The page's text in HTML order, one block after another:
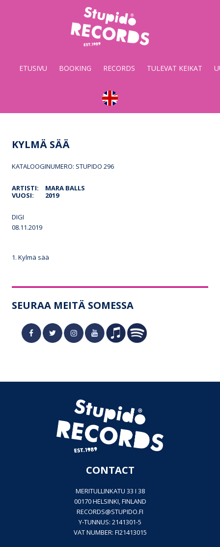
Stupido
Records
&
ETUSIVU BOOKING RECORDS TULEVAT KEIKAT
KYLMÄ SÄÄ
KATALOOGINUMERO: STUPIDO 296
ARTISTI:
MARA BALLS
VUOSI:
2019
DIGI
08.11.2019
1. Kylmä sää
SEURAA MEITÄ SOMESSA
CONTACT
MERITULLINKATU 33 I 38
00170 HELSINKI, FINLAND
RECORDS@STUPIDO.FI
Y-TUNNUS: 2141301-5
VAT NUMBER: FI21413015